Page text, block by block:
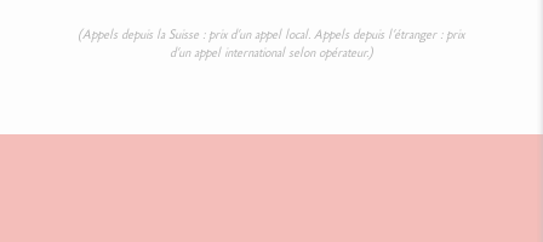
(Appels depuis la Suisse : prix d’un appel local. Appels depuis l’étranger : prix
d’un appel international selon opérateur.)